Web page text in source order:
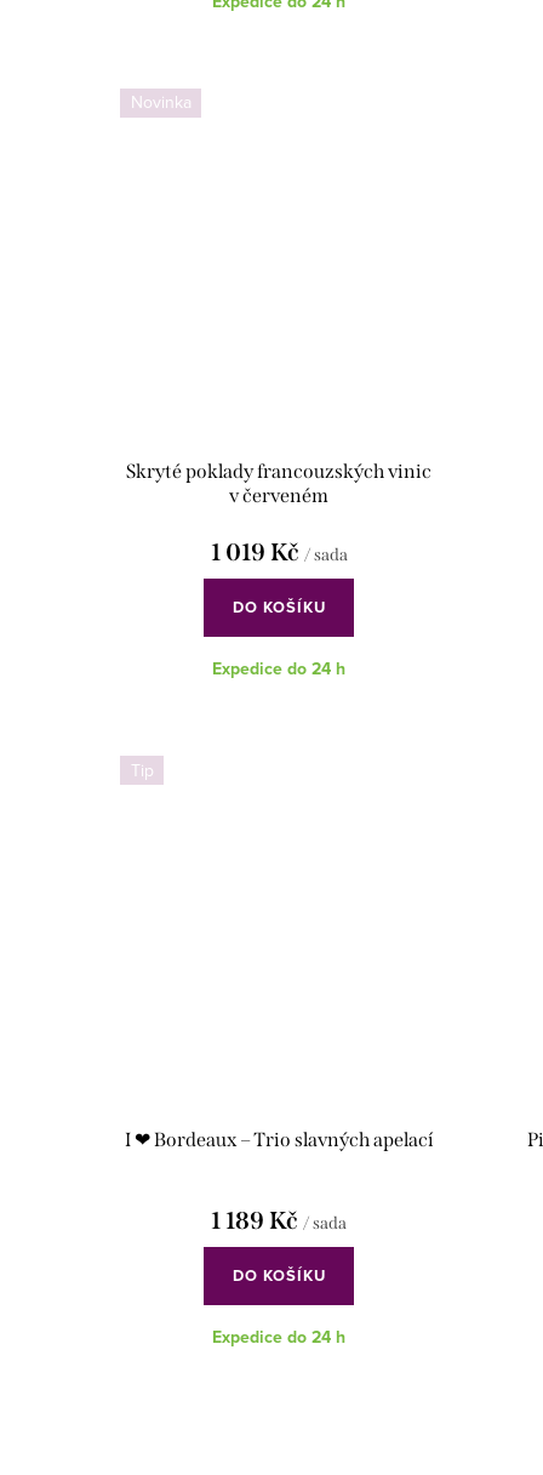
Novinka
Skryté poklady francouzských vinic
v červeném
1 019 Kč / sada
DO KOŠÍKU
Expedice do 24 h
Tip
I ❤ Bordeaux – Trio slavných apelací
1 189 Kč / sada
DO KOŠÍKU
Expedice do 24 h